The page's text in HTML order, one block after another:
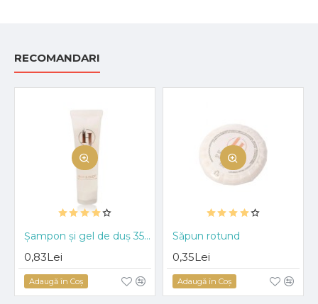
RECOMANDARI
HOT Șampon și gel de duș 35 ml
0,83Lei
Adaugă în Coş
Săpun rotund
0,35Lei
Adaugă în Coş